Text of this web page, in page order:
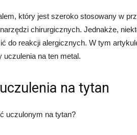
który jest szeroko stosowany w
chirurgicznych. Jednakże,
do reakcji alergicznych. W tym
uczulenia na ten metal.
na tytan
uczulonym na tytan?